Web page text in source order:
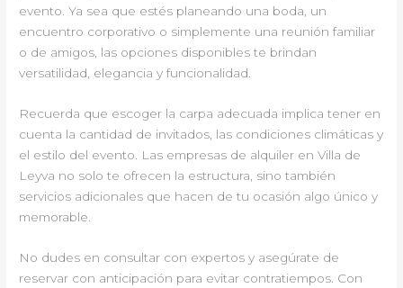
evento. Ya sea que estés planeando una boda, un
encuentro corporativo o simplemente una reunión familiar
o de amigos, las opciones disponibles te brindan
versatilidad, elegancia y funcionalidad.
Recuerda que escoger la carpa adecuada implica tener en
cuenta la cantidad de invitados, las condiciones climáticas y
el estilo del evento. Las empresas de alquiler en Villa de
Leyva no solo te ofrecen la estructura, sino también
servicios adicionales que hacen de tu ocasión algo único y
memorable.
No dudes en consultar con expertos y asegúrate de
reservar con anticipación para evitar contratiempos. Con